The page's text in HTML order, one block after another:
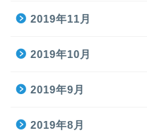
2019年11月
2019年10月
2019年9月
2019年8月